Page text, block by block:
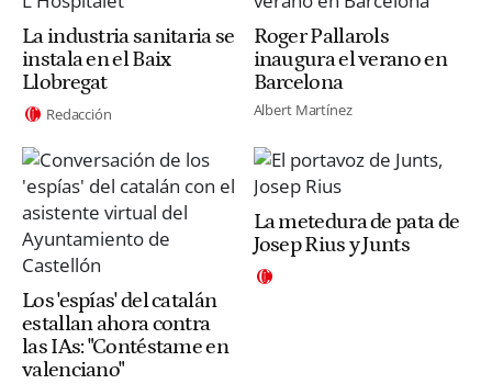
La industria sanitaria se
instala en el Baix
Llobregat
Redacción
Roger Pallarols
inaugura el verano en
Barcelona
Albert Martínez
Los 'espías' del catalán
estallan ahora contra
las IAs: "Contéstame en
valenciano"
La metedura de pata de
Josep Rius y Junts